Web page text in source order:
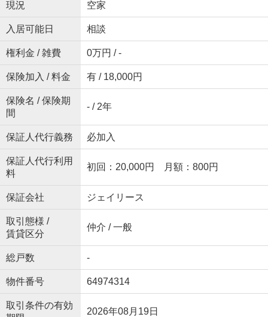
現況 空家
入居可能日 相談
権利金 / 雑費 0万円 / -
保険加入 / 料金 有 / 18,000円
保険名 / 保険期
間
- / 2年
保証人代行義務 必加入
保証人代行利用
料
初回：20,000円 月額：800円
保証会社 ジェイリース
取引態様 /
賃貸区分
仲介 / 一般
総戸数 -
物件番号 64974314
取引条件の有効
2026年08月19日